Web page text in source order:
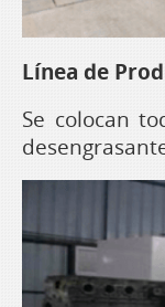
Línea de
Se colocan